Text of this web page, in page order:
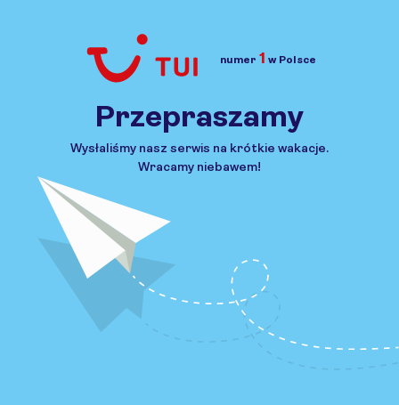
Przejdź do TUI.pl
numer 1 w Polsce
Przepraszamy
Wysłaliśmy nasz serwis na krótkie wakacje.
Wracamy niebawem!